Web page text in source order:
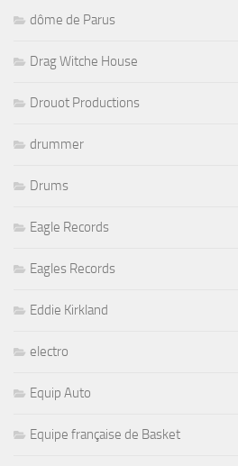
dôme de Parus
Drag Witche House
Drouot Productions
drummer
Drums
Eagle Records
Eagles Records
Eddie Kirkland
electro
Equip Auto
Equipe française de Basket